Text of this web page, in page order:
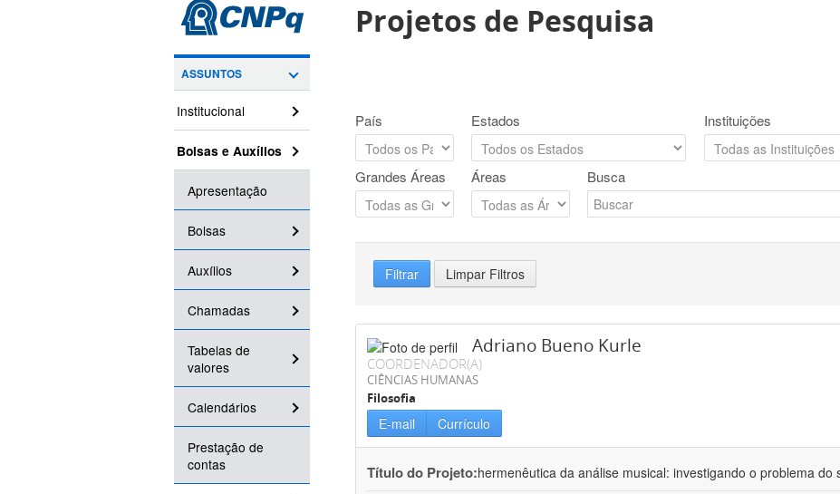
ASSUNTOS
Institucional
Bolsas e Auxílios
Apresentação
Bolsas
Auxílios
Chamadas
Tabelas de
valores
Calendários
Prestação de
contas
Projetos de Pesquisa
País Estados Instituições
Grandes Áreas Áreas Busca
Filtrar Limpar Filtros
Adriano Bueno Kurle
COORDENADOR(A)
CIÊNCIAS HUMANAS
Filosofia
E-mail Currículo
Título do Projeto:hermenêutica da análise musical: investigando o problema do